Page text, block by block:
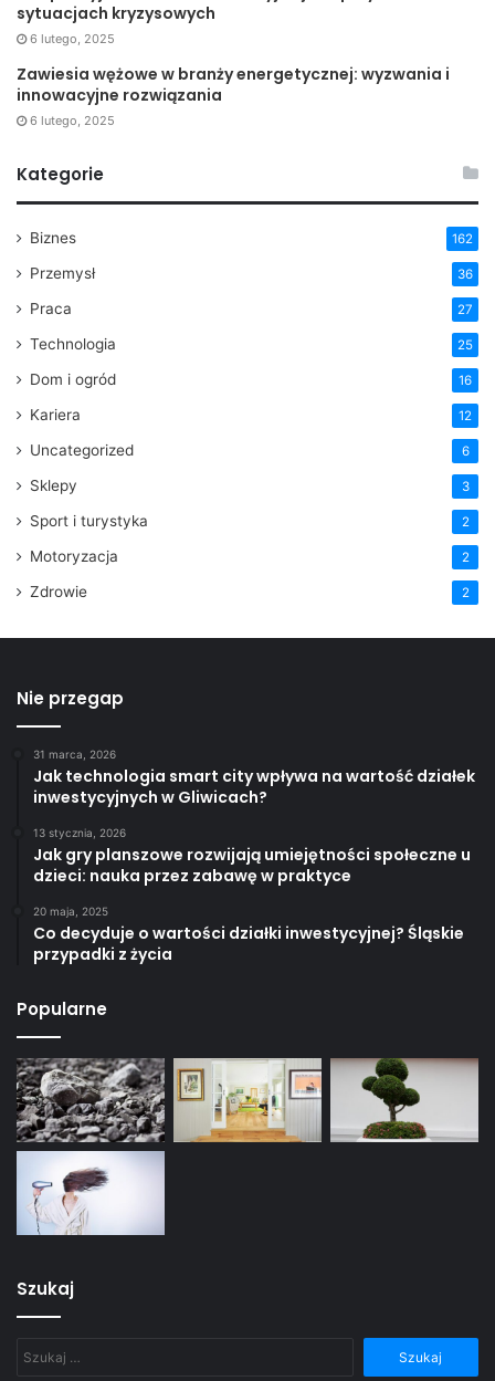
sytuacjach kryzysowych
6 lutego, 2025
Zawiesia wężowe w branży energetycznej: wyzwania i
innowacyjne rozwiązania
6 lutego, 2025
Kategorie
Biznes 162
Przemysł 36
Praca 27
Technologia 25
Dom i ogród 16
Kariera 12
Uncategorized 6
Sklepy 3
Sport i turystyka 2
Motoryzacja 2
Zdrowie 2
Nie przegap
31 marca, 2026
Jak technologia smart city wpływa na wartość działek
inwestycyjnych w Gliwicach?
13 stycznia, 2026
Jak gry planszowe rozwijają umiejętności społeczne u
dzieci: nauka przez zabawę w praktyce
20 maja, 2025
Co decyduje o wartości działki inwestycyjnej? Śląskie
przypadki z życia
Popularne
Szukaj